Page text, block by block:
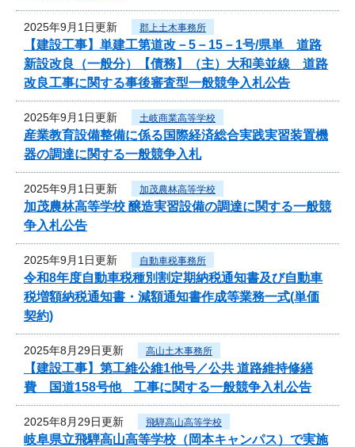
2025年9月1日更新 郡上土木事務所
【建設工事】単建工第道改－5－15－1号/県単 道路
新設改良（一般分）【債務】（主）大和美並線 道路
改良工事に関する事後審査型一般競争入札公告
2025年9月1日更新 土岐商業高等学校
産業教育設備整備に係る国際経済総合実践実習装置機
器の調達に関する一般競争入札
2025年9月1日更新 加茂農林高等学校
加茂農林高等学校 醸造実習設備の調達に関する一般競
争入札公告
2025年9月1日更新 自動車税事務所
令和8年度自動車税種別割定期納税通知書及び自動車
税増額納税通知書・減額通知書作成等業務一式(単価
契約)
2025年8月29日更新 高山土木事務所
【建設工事】第工維公維1他号／公共 道路維持修繕
費 国道158号他 工事に関する一般競争入札公告
2025年8月29日更新 飛騨高山高等学校
岐阜県立飛騨高山高等学校（岡本キャンパス）で実施